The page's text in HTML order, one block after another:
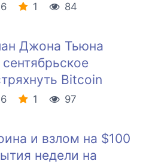
1
84
Джона Тьюна
Bitcoin
1
97
и взлом на $100
недели на